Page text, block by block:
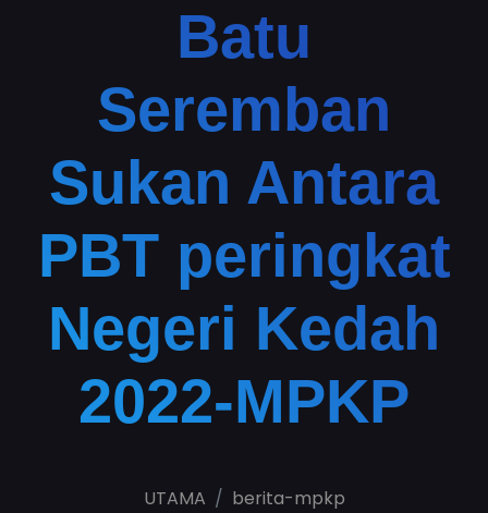
Batu
Seremban
Sukan Antara
PBT peringkat
Negeri Kedah
2022-MPKP
UTAMA
berita-mpkp